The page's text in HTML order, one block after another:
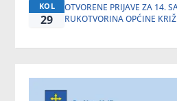
KOL
29
OTVORENE PRIJAVE ZA 14.
RUKOTVORINA OPĆINE KRIŽ